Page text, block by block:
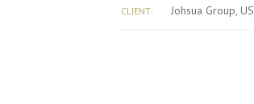
CLIENT: Johsua Group, US